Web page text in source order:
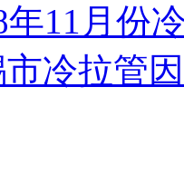
年11月份
市冷拉管